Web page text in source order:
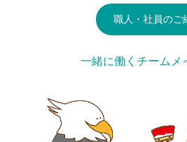
職人・社員のご
一緒に働くチームメ